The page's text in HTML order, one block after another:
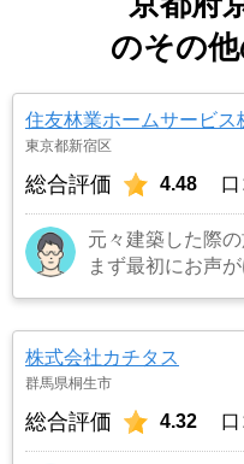
のその
住友林業ホームサービス
東京都新宿区
総合評価 4.48 口
元々建築した際
まず最初にお声
株式会社カチタス
群馬県桐生市
総合評価 4.32 口